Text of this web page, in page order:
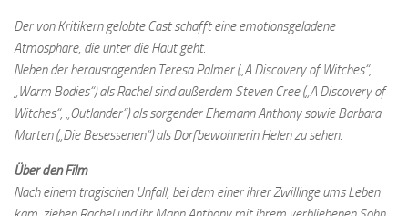
Der von Kritikern gelobte Cast schafft eine emotionsgeladene
Atmosphäre, die unter die Haut geht.
Neben der herausragenden Teresa Palmer („A Discovery of Witches“,
„Warm Bodies“) als Rachel sind außerdem Steven Cree („A Discovery of
Witches“, „Outlander“) als sorgender Ehemann Anthony sowie Barbara
Marten („Die Besessenen“) als Dorfbewohnerin Helen zu sehen.
Über den Film
Nach einem tragischen Unfall, bei dem einer ihrer Zwillinge ums Leben